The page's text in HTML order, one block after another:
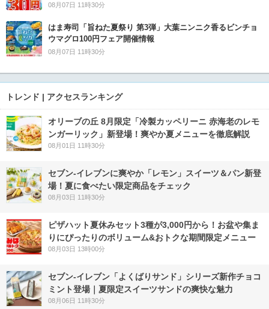
08月07日 11時30分
はま寿司「旨ねた夏祭り 第3弾」大葉ニンニク香るビンチョ
ウマグロ100円フェア開催情報
08月07日 11時30分
トレンド | アクセスランキング
オリーブの丘 8月限定「冷製カッペリーニ 赤海老のレモ
ンガーリック」新登場！爽やか夏メニューを徹底解説
08月01日 11時30分
セブン‐イレブンに爽やか「レモン」スイーツ＆パン新登
場！夏に食べたい限定商品をチェック
08月03日 11時30分
ピザハット夏休みセット3種が3,000円から！お盆や集ま
りにぴったりのボリューム&おトクな期間限定メニュー
08月03日 13時00分
セブン‐イレブン「よくばりサンド」シリーズ新作チョコ
ミント登場｜夏限定スイーツサンドの爽快な魅力
08月06日 11時30分